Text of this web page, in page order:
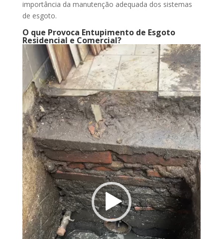
importância da manutenção adequada dos sistemas
de esgoto.
O que Provoca Entupimento de Esgoto
Residencial e Comercial?
Tocador
de
vídeo